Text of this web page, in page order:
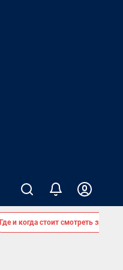
Где и когда стоит смотреть